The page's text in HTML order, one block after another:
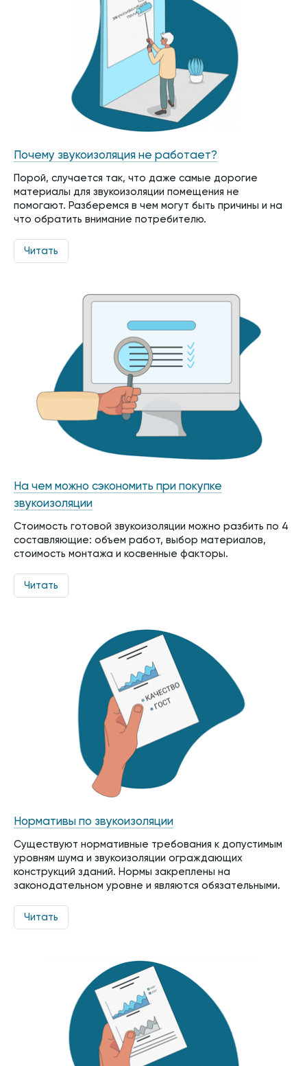
Почему звукоизоляция не работает?
Порой, случается так, что даже самые дорогие
материалы для звукоизоляции помещения не
помогают. Разберемся в чем могут быть причины и на
что обратить внимание потребителю.
Читать
На чем можно сэкономить при покупке
звукоизоляции
Стоимость готовой звукоизоляции можно разбить по 4
составляющие: объем работ, выбор материалов,
стоимость монтажа и косвенные факторы.
Читать
Нормативы по звукоизоляции
Существуют нормативные требования к допустимым
уровням шума и звукоизоляции ограждающих
конструкций зданий. Нормы закреплены на
законодательном уровне и являются обязательными.
Читать